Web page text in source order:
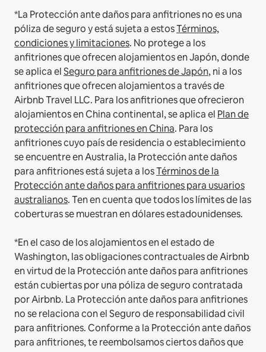
*La Protección ante daños para anfitriones no es una
póliza de seguro y está sujeta a estosTérminos,
condiciones y limitaciones. No protege a los
anfitriones que ofrecen alojamientos en Japón, donde
se aplica elSeguro para anfitriones de Japón, ni a los
anfitriones que ofrecen alojamientos a través de
Airbnb Travel LLC. Para los anfitriones que ofrecieron
alojamientos en China continental, se aplica el Plan de
protección para anfitriones en China. Para los
anfitriones cuyo país de residencia o establecimiento
se encuentre en Australia, la Protección ante daños
para anfitriones está sujeta a losTérminos de la
Protección ante daños para anfitriones para usuarios
australianos. Ten en cuenta que todos los límites de las
coberturas se muestran en dólares estadounidenses.
*En el caso de los alojamientos en el estado de
Washington, las obligaciones contractuales de Airbnb
en virtud de la Protección ante daños para anfitriones
están cubiertas por una póliza de seguro contratada
por Airbnb. La Protección ante daños para anfitriones
no se relaciona con el Seguro de responsabilidad civil
para anfitriones. Conforme a la Protección ante daños
para anfitriones, te reembolsamos ciertos daños que